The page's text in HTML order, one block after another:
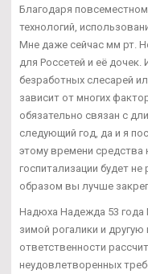
Благодаря
технологий,
Мне даже сейчас мм рт.
для Россетей и её
безработных слесарей
зависит от многих
обязательно связан с
следующий год, да и я
этому времени средства
госпитализации будет
образом вы лучше
Надюха Надежда 53 года
зимой рогалики и
ответственности
неудовлетворенных